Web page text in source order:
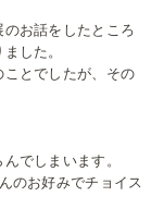
お話をしたところ
した。
とでしたが、その
でしまいます。
のお好みでチョイス